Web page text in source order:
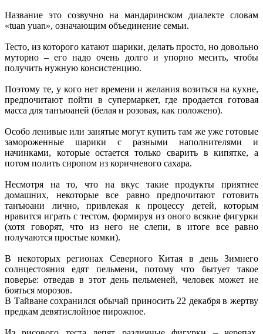
Название это созвучно на мандаринском диалекте словам
«tuan yuan», означающим объединение семьи.
Тесто, из которого катают шарики, делать просто, но довольно
муторно – его надо очень долго и упорно месить, чтобы
получить нужную консистенцию.
Поэтому те, у кого нет времени и желания возиться на кухне,
предпочитают пойти в супермаркет, где продается готовая
масса для танъюаней (белая и розовая, как положено).
Особо ленивые или занятые могут купить там же уже готовые
замороженные шарики с разными наполнителями и
начинками, которые остается только сварить в кипятке, а
потом полить сиропом из коричневого сахара.
Несмотря на то, что на вкус такие продукты приятнее
домашних, некоторые все равно предпочитают готовить
танъюани лично, привлекая к процессу детей, которым
нравится играть с тестом, формируя из оного всякие фигурки
(хотя говорят, что из него не слепи, в итоге все равно
получаются простые комки).
В некоторых регионах Северного Китая в день Зимнего
солнцестояния едят пельмени, потому что бытует такое
поверье: отведав в этот день пельменей, человек может не
бояться морозов.
В Тайване сохранился обычай приносить 22 декабря в жертву
предкам девятислойное пирожное.